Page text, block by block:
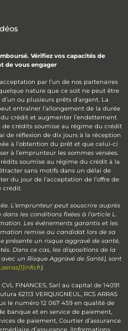
Vérifiez vos capacités de
de vous engager
par l’un de nos partenaires
nature que ce soit ne peut être
ou plusieurs prêts d’argent. La
entraîner l’allongement de la durée
crédit et augmenter l’endettement
crédits soumise au régime du crédit
de réflexion de dix jours à la réception
à l’obtention du prêt et que celui-ci
à l’emprunteur les sommes versées.
soumise au régime du crédit à la
sans motifs dans un délai de
du jour de l’acceptation de l’offre de
crédit.
L’emprunteur peut souscrire auprès
les conditions fixées à l’article L.
Les événements garantis et les
remise au candidat lors de sa
présente un risque aggravé de santé,
Dans ce cas, les dispositions de la
un Risque Aggravé de Santé), sont
).
FINANCES, Sarl au capital de 14091
62113 VERQUIGNEUL, RCS ARRAS
le numéro 12 067 459 en qualité de
banque et en service de paiement,
de paiement, Courtier d’assurance
d’assurance. (Informations